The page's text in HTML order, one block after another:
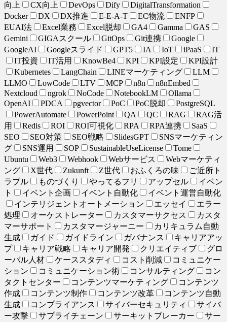
向上
CX向上 DevOps Dify
DigitalTransformation
Docker
DX DX推進 E-E-A-T EC物流
ENFP
EUAI法
Excel業務 Excel脱却 GA4 Gamma
GAS
Gemini
GIGAスクール GitOps Git連携
Google
GoogleAI
Googleスライド GPT5 IA IoT iPaaS
IT
IT投資
IT活用 KnowBe4 KPI KPI設定
KPI設計
Kubernetes
LangChain LINEマーケティング
LLM
LLMO
LowCode LTV MCP n8n
n8nEmbed
Nextcloud
ngrok NoCode NotebookLM
Ollama
OpenAI
PDCA pgvector PoC PoC脱却
PostgreSQL
PowerAutomate
PowerPoint QA QC RAG
RAG活
用
Redis ROI ROI可視化 RPA RPA連携
SaaS
SEO
SEO対策 SEO戦略 SlidesGPT
SNSマーケティン
グ
SNS運用 SOP SustainableUseLicense
Tome
Ubuntu
Web3 Webhook Webサービス
Webマーケティ
ング
X世代 Zukunft Z世代 おふくろの味
ご近所ト
ラブル
ものづくり やってるフリ アップセル
イベン
ト
イベント企画 イベント自動化
イベント運営自動化
インテリジェントオートメーション
エッセイ
エラー
処理
オーケストレーター カスタマーサクセス
カスタ
マーサポート
カスタマージャーニー
カリキュラム自動
生成
ガイド ガイドライン ガバナンス
キャリアアッ
プ
キャリア戦略 キャリア開発 クリエイティブ
グロ
ーバル人材
ケーススタディ コスト削減
コミュニケー
ション
コミュニケーション術 コンサルティング
コン
タクトセンター
コンテンツマーケティング
コンテンツ
作成
コンテンツ制作 コンテンツ改革
コンテンツ自動
生成
コンプライアンス サイバーセキュリティ
サイバ
ー攻撃
サプライチェーン サーキットブレーカー
サー